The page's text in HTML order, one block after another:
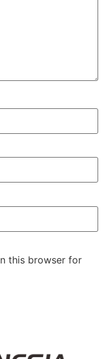
this browser for